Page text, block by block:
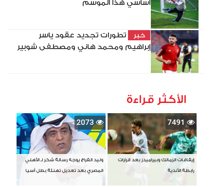
أساسي هذا الموسم
خبر
تطورات تجديد عقود ياسر
إبراهيم ومحمد هاني ومصطفى شوبير
الأكثر قراءة
7491
إيقافات الزمالك وبيراميدز بعد قرارات
رابطة الأندية
2073
وليد الفراج يوجه رسالة شكر لـ الأهلي
المصري بعد تعديل تهنئة بطل آسيا